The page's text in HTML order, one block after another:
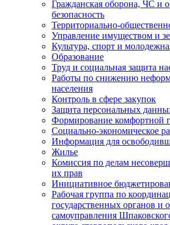
Гражданская оборона, ЧС и
безопасность
Территориально-
Управление имуществом и
Культура, спорт и
Образование
Труд и социальная защита
Работы по снижению
населения
Контроль в сфере закупок
Защита персональных
Формирование комфортной
Социально-экономическое
Информация для
Жилье
Комиссия по делам
их прав
Инициативное
Рабочая группа по
государственных органов и
самоуправления